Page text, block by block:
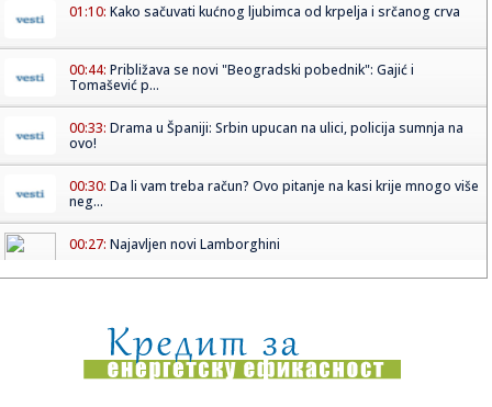
01:10: Kako sačuvati kućnog ljubimca od krpelja i srčanog crva
00:44: Približava se novi "Beogradski pobednik": Gajić i
Tomašević p...
00:33: Drama u Španiji: Srbin upucan na ulici, policija sumnja na
ovo!
00:30: Da li vam treba račun? Ovo pitanje na kasi krije mnogo više
neg...
00:27: Najavljen novi Lamborghini
00:25:Vremeplov: Nemačka potpisala kapitulaciju